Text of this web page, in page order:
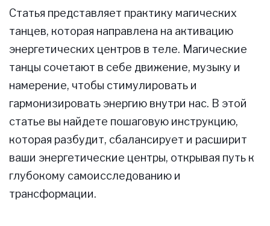
Статья представляет практику магических
танцев, которая направлена на активацию
энергетических центров в теле. Магические
танцы сочетают в себе движение, музыку и
намерение, чтобы стимулировать и
гармонизировать энергию внутри нас. В этой
статье вы найдете пошаговую инструкцию,
которая разбудит, сбалансирует и расширит
ваши энергетические центры, открывая путь к
глубокому самоисследованию и
трансформации.